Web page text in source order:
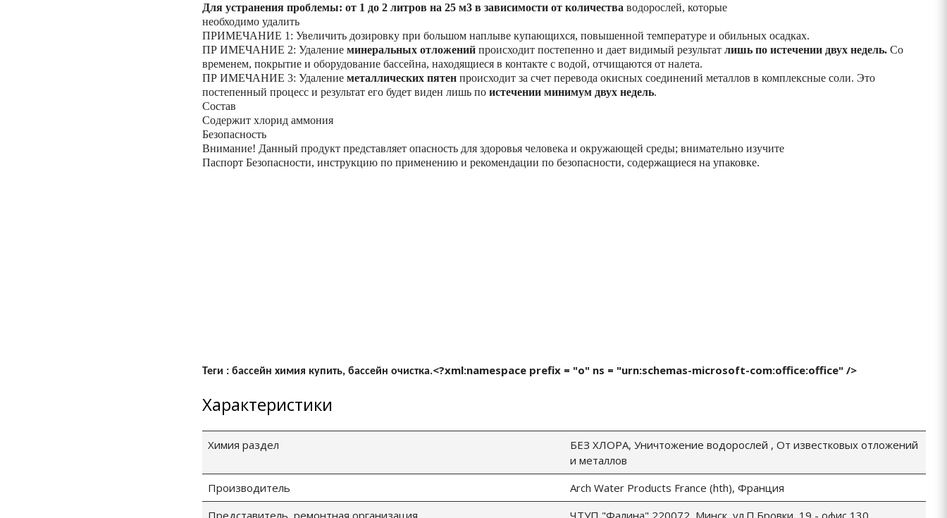
Для устранения проблемы: от 1 до 2 литров на 25 м3 в зависимости от количества водорослей, которые
необходимо удалить
ПРИМЕЧАНИЕ 1: Увеличить дозировку при большом наплыве купающихся, повышенной температуре и обильных осадках.
ПР ИМЕЧАНИЕ 2: Удаление минеральных отложенийпроисходит постепенно и дает видимый результат лишь по истечении двух недель. Со
временем, покрытие и оборудование бассейна, находящиеся в контакте с водой, отчищаются от налета.
ПР ИМЕЧАНИЕ 3: Удаление металлических пятенпроисходит за счет перевода окисных соединений металлов в комплексные соли. Это
постепенный процесс и результат его будет виден лишь по истечении минимум двух недель.
Состав
Содержит хлорид аммония
Безопасность
Внимание! Данный продукт представляет опасность для здоровья человека и окружающей среды; внимательно изучите
Паспорт Безопасности, инструкцию по применению и рекомендации по безопасности, содержащиеся на упаковке.
Теги : бассейн химия купить, бассейн очистка.<?xml:namespace prefix = "o" ns = "urn:schemas-microsoft-com:office:office" />
Характеристики
Химия раздел
БЕЗ ХЛОРА, Уничтожение водорослей , От известковых отложений
и металлов
Производитель
Arch Water Products France (hth), Франция
Представитель, ремонтная организация
ЧТУП "Фалина" 220072, Минск, ул.П.Бровки, 19 - офис 130